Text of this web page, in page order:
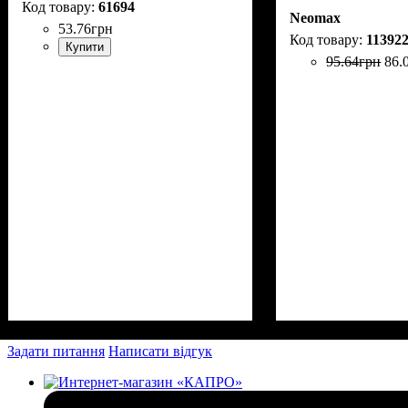
61694
53.76грн
Купити
Neomax
113922
95.64грн 86.
Задати питання Написати відгук